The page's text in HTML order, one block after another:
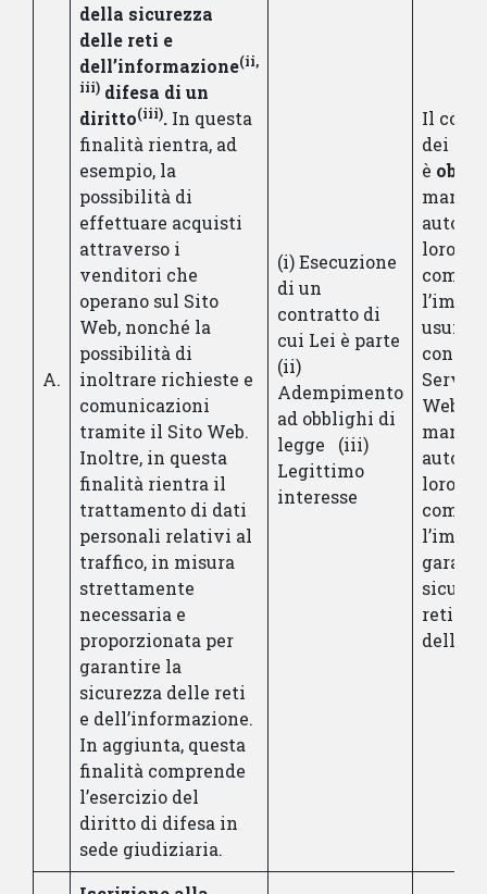
A.
della sicurezza
delle reti e
dell’informazione(ii,
iii) difesa di un
diritto(iii). In questa
finalità rientra, ad
esempio, la
possibilità di
effettuare acquisti
attraverso i
venditori che
operano sul Sito
Web, nonché la
possibilità di
inoltrare richieste e
comunicazioni
tramite il Sito Web.
Inoltre, in questa
finalità rientra il
trattamento di dati
personali relativi al
traffico, in misura
strettamente
necessaria e
proporzionata per
garantire la
sicurezza delle reti
e dell’informazione.
In aggiunta, questa
finalità comprende
l’esercizio del
diritto di difesa in
sede giudiziaria.
(i) Esecuzione
di un
contratto di
cui Lei è parte
(ii)
Adempimento
ad obblighi di
legge (iii)
Legittimo
interesse
Il
dei
è
loro
Web.
loro
reti e